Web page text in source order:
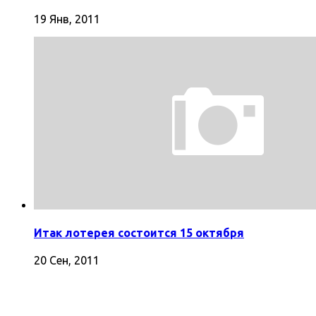
19 Янв, 2011
Итак лотерея состоится 15 октября
20 Сен, 2011